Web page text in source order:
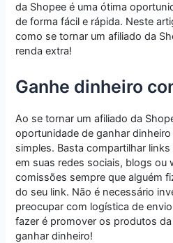
da Shopee é uma ótima
de forma fácil e rápida. Neste
como se tornar um afiliado da
renda extra!
Ganhe dinheiro
Ao se tornar um afiliado da
oportunidade de ganhar
simples. Basta compartilhar
em suas redes sociais, blogs ou
comissões sempre que alguém
do seu link. Não é necessário
preocupar com logística de
fazer é promover os produtos
ganhar dinheiro!